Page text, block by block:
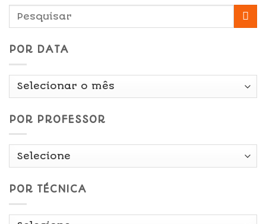
POR DATA
Por
POR PROFESSOR
POR TÉCNICA